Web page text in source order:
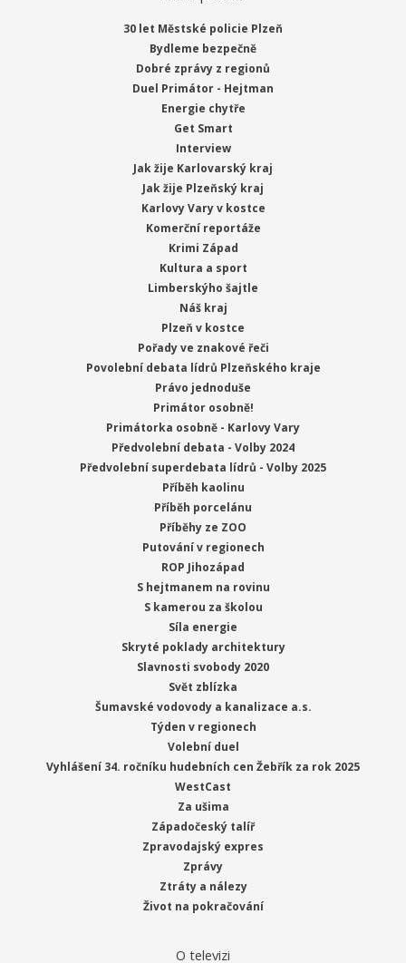
30 let Městské policie Plzeň
Bydleme bezpečně
Dobré zprávy z regionů
Duel Primátor - Hejtman
Energie chytře
Get Smart
Interview
Jak žije Karlovarský kraj
Jak žije Plzeňský kraj
Karlovy Vary v kostce
Komerční reportáže
Krimi Západ
Kultura a sport
Limberskýho šajtle
Náš kraj
Plzeň v kostce
Pořady ve znakové řeči
Povolební debata lídrů Plzeňského kraje
Právo jednoduše
Primátor osobně!
Primátorka osobně - Karlovy Vary
Předvolební debata - Volby 2024
Předvolební superdebata lídrů - Volby 2025
Příběh kaolinu
Příběh porcelánu
Příběhy ze ZOO
Putování v regionech
ROP Jihozápad
S hejtmanem na rovinu
S kamerou za školou
Síla energie
Skryté poklady architektury
Slavnosti svobody 2020
Svět zblízka
Šumavské vodovody a kanalizace a.s.
Týden v regionech
Volební duel
Vyhlášení 34. ročníku hudebních cen Žebřík za rok 2025
WestCast
Za ušima
Západočeský talíř
Zpravodajský expres
Zprávy
Ztráty a nálezy
Život na pokračování
O televizi